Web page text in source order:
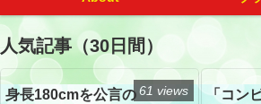
人気記事（30日間）
身長180cmを公言の61 views
「コン